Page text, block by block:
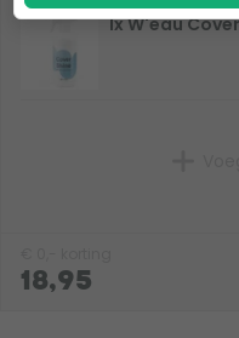
1x W'eau
18,95